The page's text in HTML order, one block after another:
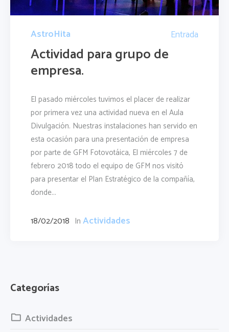
AstroHita Entrada
Actividad para grupo de
empresa.
El pasado miércoles tuvimos el placer de realizar
por primera vez una actividad nueva en el Aula
Divulgación. Nuestras instalaciones han servido en
esta ocasión para una presentación de empresa
por parte de GFM Fotovotáica, El miércoles 7 de
febrero 2018 todo el equipo de GFM nos visitó
para presentar el Plan Estratégico de la compañía,
donde...
18/02/2018 In Actividades
Categorías
Actividades